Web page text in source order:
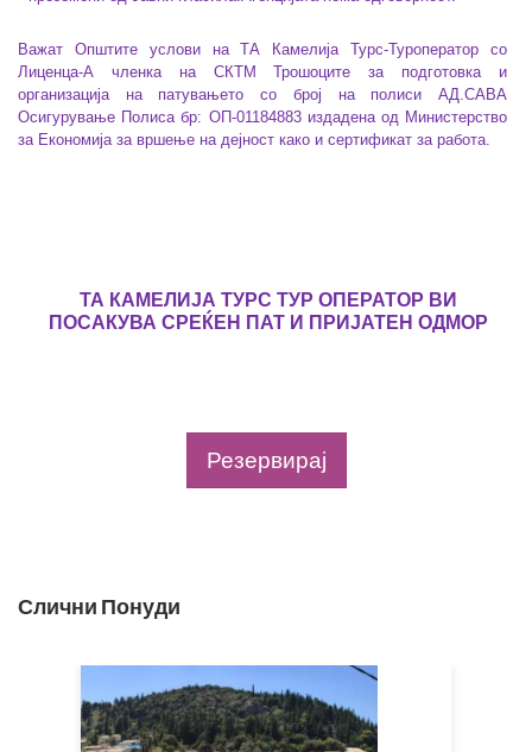
Важат Општите услови на ТА Камелија Турс-Туроператор со
Лиценца-А членка на СКТМ Трошоците за подготовка и
организација на патувањето со број на полиси АД.САВА
Осигурување Полиса бр: ОП-01184883 издадена од Министерство
за Економија за вршење на дејност како и сертификат за работа.
ТА КАМЕЛИЈА ТУРС ТУР ОПЕРАТОР ВИ
ПОСАКУВА СРЕЌЕН ПАТ И ПРИЈАТЕН ОДМОР
Резервирај
Слични Понуди